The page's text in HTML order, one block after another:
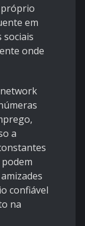
próprio
em
onde
a
confiável
na